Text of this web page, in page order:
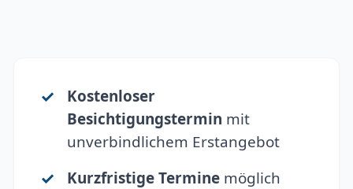
Kostenloser
Besichtigungstermin mit
unverbindlichem Erstangebot
Kurzfristige Terminemöglich